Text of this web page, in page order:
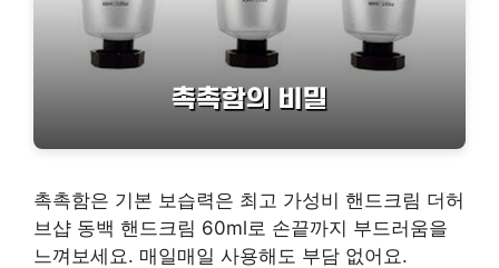
촉촉함은 기본 보습력은 최고 가성비 핸드크림 더허
브샵 동백 핸드크림 60ml로 손끝까지 부드러움을
느껴보세요. 매일매일 사용해도 부담 없어요.